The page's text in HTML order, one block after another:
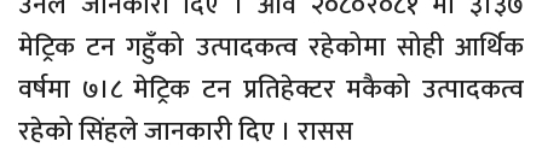
मेट्रिक टन गहुँको उत्पादकत्व रहेकोमा सोही आर्थिक
वर्षमा ७।८ मेट्रिक टन प्रतिहेक्टर मकैको उत्पादकत्व
रहेको सिंहले जानकारी दिए । रासस